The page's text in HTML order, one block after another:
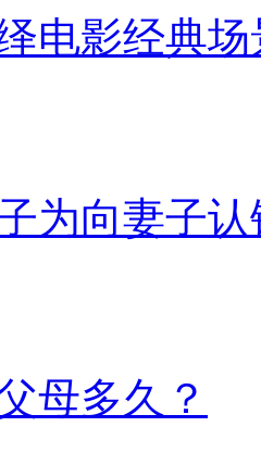
还真不是什么难
色情网站有多
比优酷和BBC更
名和51名都是顶
量之所以这么
人中，差不多
七个美国人中就
胞，这其中有三
在色情网站上
电影经典场
为向妻子
母多久？